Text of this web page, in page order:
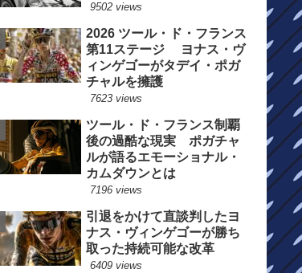
9502 views
2026 ツール・ド・フランス
第11ステージ ヨナス・ヴ
ィンゲゴーがタデイ・ポガ
チャルを擁護
7623 views
ツール・ド・フランス制覇
後の過酷な現実 ポガチャ
ルが語るエモーショナル・
カムダウンとは
7196 views
引退をかけて直談判したヨ
ナス・ヴィンゲゴーが勝ち
取った持続可能な改革
6409 views